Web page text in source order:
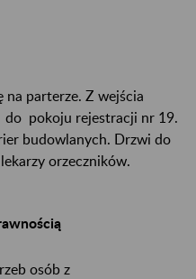
na parterze. Z wejścia
do pokoju rejestracji nr 19.
budowlanych. Drzwi do
orzeczników.
osób z